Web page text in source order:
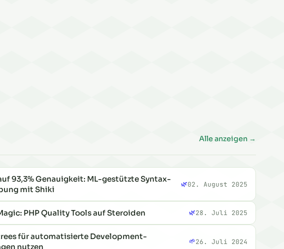
OMD Labs einrichten
Alle anzeigen →
93,3% Genauigkeit: ML-gestützte Syntax-
mit Shiki
🌿02. August 2025
PHP Quality Tools auf Steroiden 🌿28. Juli 2025
für automatisierte Development-
nutzen
🌱26. Juli 2024